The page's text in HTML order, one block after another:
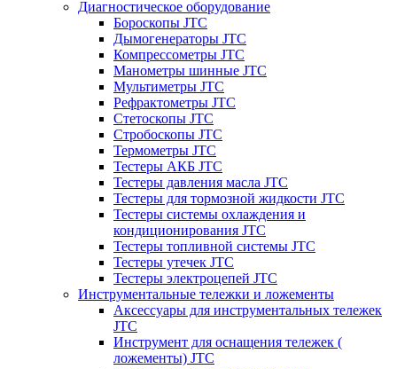
Диагностическое оборудование
Бороскопы JTC
Дымогенераторы JTC
Компрессометры JTC
Манометры шинные JTC
Мультиметры JTC
Рефрактометры JTC
Стетоскопы JTC
Стробоскопы JTC
Термометры JTC
Тестеры АКБ JTC
Тестеры давления масла JTC
Тестеры для тормозной жидкости JTC
Тестеры системы охлаждения и
кондиционирования JTC
Тестеры топливной системы JTC
Тестеры утечек JTC
Тестеры электроцепей JTC
Инструментальные тележки и ложементы
Аксессуары для инструментальных тележек
JTC
Инструмент для оснащения тележек (
ложементы) JTC